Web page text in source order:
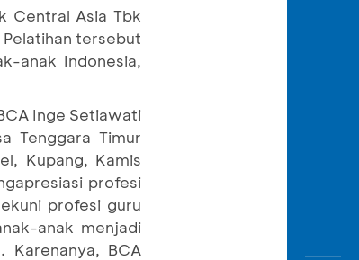
Central Asia Tbk
Pelatihan tersebut
anak Indonesia,
Inge Setiawati
Tenggara Timur
Kupang, Kamis
profesi
profesi guru
anak menjadi
Karenanya, BCA